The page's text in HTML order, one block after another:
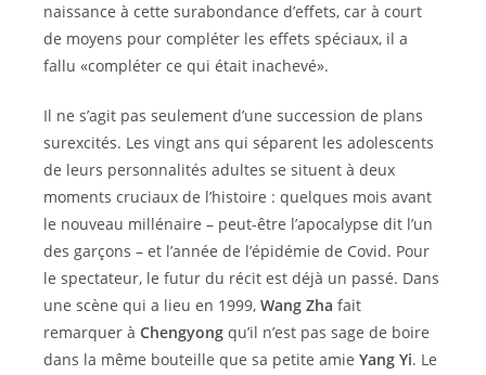
naissance à cette surabondance d’effets, car à court
de moyens pour compléter les effets spéciaux, il a
fallu «compléter ce qui était inachevé».
Il ne s’agit pas seulement d’une succession de plans
surexcités. Les vingt ans qui séparent les adolescents
de leurs personnalités adultes se situent à deux
moments cruciaux de l’histoire : quelques mois avant
le nouveau millénaire – peut-être l’apocalypse dit l’un
des garçons – et l’année de l’épidémie de Covid. Pour
le spectateur, le futur du récit est déjà un passé. Dans
une scène qui a lieu en 1999, Wang Zha fait
remarquer à Chengyong qu’il n’est pas sage de boire
dans la même bouteille que sa petite amie Yang Yi. Le